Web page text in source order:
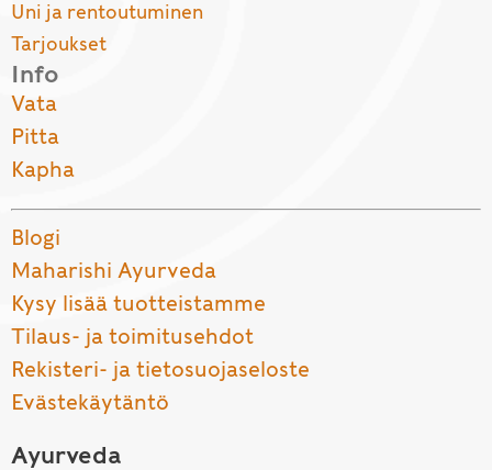
Uni ja rentoutuminen
Tarjoukset
Info
Vata
Pitta
Kapha
Blogi
Maharishi Ayurveda
Kysy lisää tuotteistamme
Tilaus- ja toimitusehdot
Rekisteri- ja tietosuojaseloste
Evästekäytäntö
Ayurveda